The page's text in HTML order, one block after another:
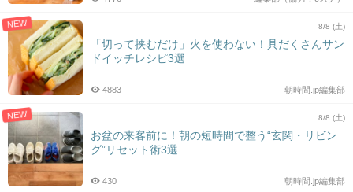
NEW 8/8 (土)
「切って挟むだけ」火を使わない！具だくさんサン
ドイッチレシピ3選
朝時間.jp編集部
4883
NEW 8/8 (土)
お盆の来客前に！朝の短時間で整う“玄関・リビン
グ”リセット術3選
朝時間.jp編集部
430